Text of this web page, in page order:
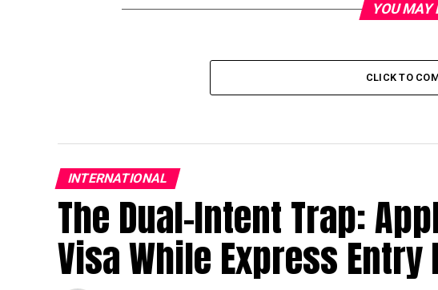
YOU MAY
CLICK TO
INTERNATIONAL
The Dual-Intent Trap:
Visa While Express